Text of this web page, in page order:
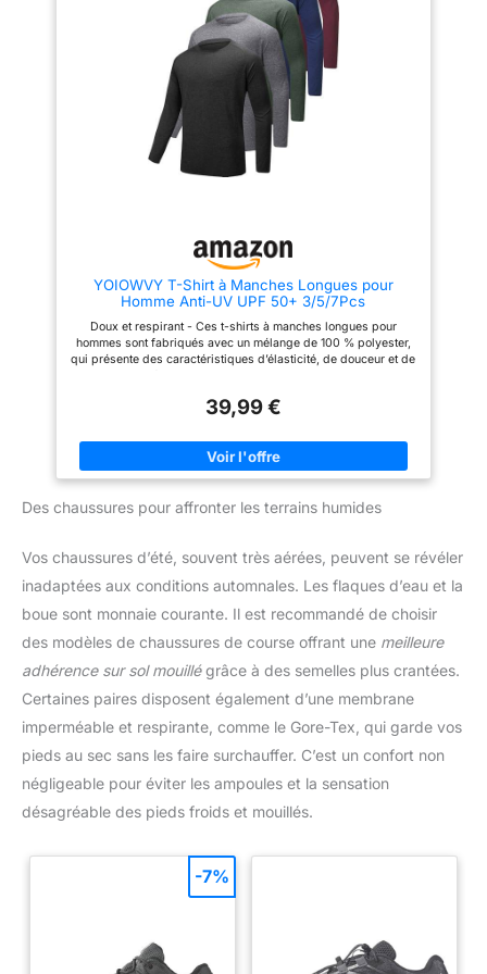
en plein air en été, et apporte de
la fraîcheur sans sacrifier le
confort. Léger : les t-shirts de
sport légers n'ajoutent pas de
poids à votre processus
d'exercice. Vous garde au sec
rapidement et respirant pendant
les activités telles que la
randonnée et le surf.
Caractéristiques : les manches
raglan offrent un maximum
durabilité et réduire la friction
s'adapte plus étroitement à
votre peau, vous permettant
l'exercice. Occasions : idéal
pour les sports de plein air et
pour un usage quotidien
l'université, la pêche, le vélo, le
l'escalade, le camping, la mode
dos. Ce t-shirt de running pour
homme assure une haute
visibilité et une sécurité accrue
à la tombée de la nuit et dans
l'obscurité 【DESIGN】Un
design intemporel à col rond
pour ce t-shirt à manches
longues pour homme. Un style
simple et polyvalent, qui peut
randonnée, la course à pied, le
la salle de sport, le jogging, le
yoga, le cyclisme, le surf, la
et les loisirs au quotidien.
Parfait pour une utilisation tout
au long de l'année, il est
YOIOWVY T-Shirt à Manches Longues pour
Homme Anti-UV UPF 50+ 3/5/7Pcs
Doux et respirant - Ces t-shirts à manches longues pour
hommes sont fabriqués avec un mélange de 100 % polyester,
qui présente des caractéristiques d’élasticité, de douceur et de
de course à manches longues pour homme évacuent
vous aider à rester au frais et au sec. Il convient à tous les
sports et exercices à domicile tout en ajoutant une touche
élégante à votre look. Protection UV UPF 50+ - Ces hauts à
tous vos sports d'intérieur et d'extérieur. Ils offrent un indice
plein air en toute tranquillité. Pour tous les sports - Ces t-shirts
dans 4 directions, associé à des coutures plates et un tissu
voile, la randonnée, les voyages, la navigation, l'escalade, la
course à pied et plus encore. Excellent à assortir : le lot de t-
différentes couleurs de chemises pour homme qui peuvent
vous assurer que vous êtes aussi beau que vous vous sentez
lorsque vous repoussez vos limites. Facile à nettoyer et lavable
en machine.
39,99 €
Des chaussures pour affronter les terrains humides
Vos chaussures d’été, souvent très aérées, peuvent se révéler
inadaptées aux conditions automnales. Les flaques d’eau et la
boue sont monnaie courante. Il est recommandé de choisir
des modèles de chaussures de course offrant une meilleure
adhérence sur sol mouillégrâce à des semelles plus crantées.
Certaines paires disposent également d’une membrane
imperméable et respirante, comme le Gore-Tex, qui garde vos
pieds au sec sans les faire surchauffer. C’est un confort non
négligeable pour éviter les ampoules et la sensation
désagréable des pieds froids et mouillés.
-7%